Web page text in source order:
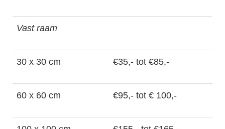
Vast raam
30 x 30 cm €35,- tot €85,-
60 x 60 cm €95,- tot € 100,-